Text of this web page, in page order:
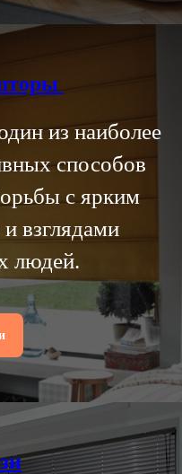
из наиболее
способов
с ярким
взглядами
людей.